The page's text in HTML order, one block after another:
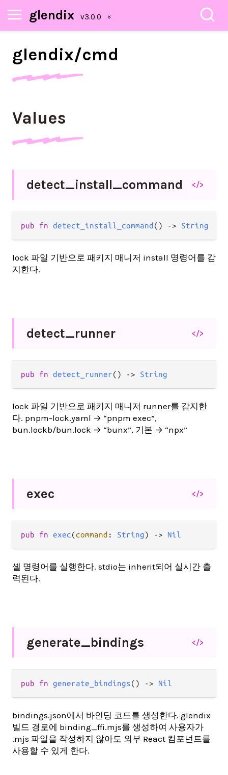
glendix
glendix/cmd
Values
detect_install_command </>
pub fn detect_install_command () -> String
lock 파일 기반으로 패키지 매니저 install 명령어를 감
지한다.
detect_runner </>
pub fn detect_runner() -> String
lock 파일 기반으로 패키지 매니저 runner를 감지한
다. pnpm-lock.yaml → “pnpm exec”,
bun.lockb/bun.lock → “bunx”, 기본 → “npx”
exec </>
pub fn exec(command : String) -> Nil
셸 명령어를 실행한다. stdio는 inherit되어 실시간 출
력된다.
generate_bindings </>
pub fn generate_bindings() -> Nil
bindings.json에서 바인딩 코드를 생성한다. glendix
빌드 경로에 binding_ffi.mjs를 생성하여 사용자가
.mjs 파일을 작성하지 않아도 외부 React 컴포넌트를
사용할 수 있게 한다.